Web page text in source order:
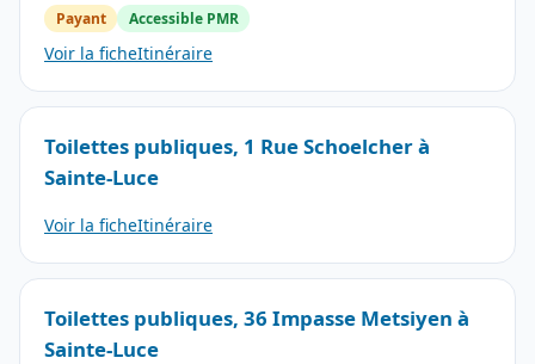
Payant Accessible PMR
Voir la ficheItinéraire
Toilettes publiques, 1 Rue Schoelcher à
Sainte-Luce
Voir la ficheItinéraire
Toilettes publiques, 36 Impasse Metsiyen à
Sainte-Luce